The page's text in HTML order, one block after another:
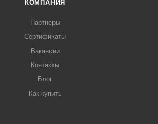
КОМПАНИЯ
Партнеры
Сертификаты
Вакансии
Контакты
Блог
Как купить